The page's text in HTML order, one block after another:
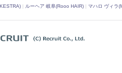
| ルーヘア 岐阜(Rooo HAIR) | マハロ ヴィラ